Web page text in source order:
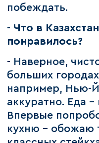
побеждать.
- Что в
понравилось?
- Наверное,
больших
например, Нью-
аккуратно. Еда -
Впервые
кухню - обожаю